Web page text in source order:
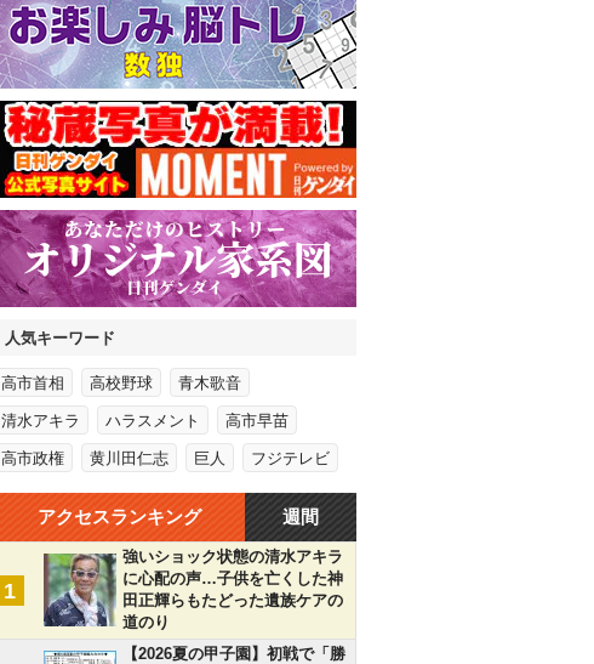
人気キーワード
高市首相 高校野球 青木歌音
清水アキラ ハラスメント 高市早苗
高市政権 黄川田仁志 巨人 フジテレビ
アクセスランキング 週間
1
強いショック状態の清水アキラ
に心配の声…子供を亡くした神
田正輝らもたどった遺族ケアの
道のり
【2026夏の甲子園】初戦で「勝